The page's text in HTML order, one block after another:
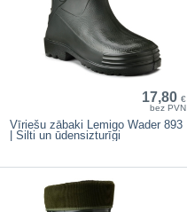
17,80 €
bez PVN
Vīriešu zābaki Lemigo Wader 893
| Silti un ūdensizturīgi